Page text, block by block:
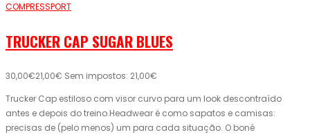
COMPRESSPORT
TRUCKER CAP SUGAR BLUES
30,00€21,00€ Sem impostos: 21,00€
Trucker Cap estiloso com visor curvo para um look descontraído
antes e depois do treino.Headwear é como sapatos e camisas:
precisas de (pelo menos) um para cada situação. O boné